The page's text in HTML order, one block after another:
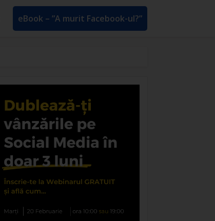
eBook – ”A murit Facebook-ul?”